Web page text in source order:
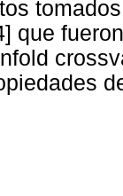
que